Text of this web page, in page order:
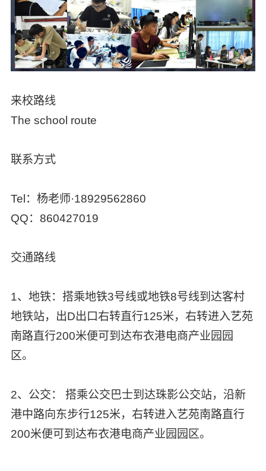
来校路线
The school route
联系方式
Tel：杨老师·18929562860
QQ：860427019
交通路线
1、地铁：搭乘地铁3号线或地铁8号线到达客村
地铁站，出D出口右转直行125米，右转进入艺苑
南路直行200米便可到达布衣港电商产业园园
区。
2、公交： 搭乘公交巴士到达珠影公交站，沿新
港中路向东步行125米，右转进入艺苑南路直行
200米便可到达布衣港电商产业园园区。